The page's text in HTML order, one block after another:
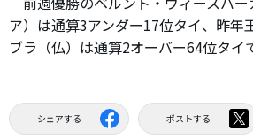
ア）は通算3アンダー17位タイ、昨年
ブラ（仏）は通算2オーバー64位タイ
シェアする ポストする